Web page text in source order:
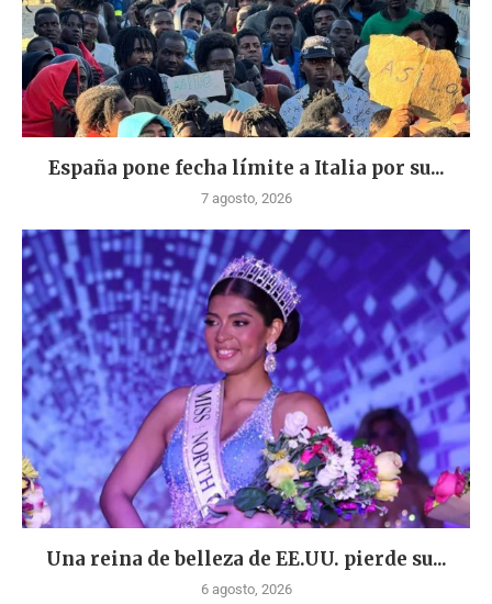
España pone fecha límite a Italia por su...
7 agosto, 2026
Una reina de belleza de EE.UU. pierde su...
6 agosto, 2026